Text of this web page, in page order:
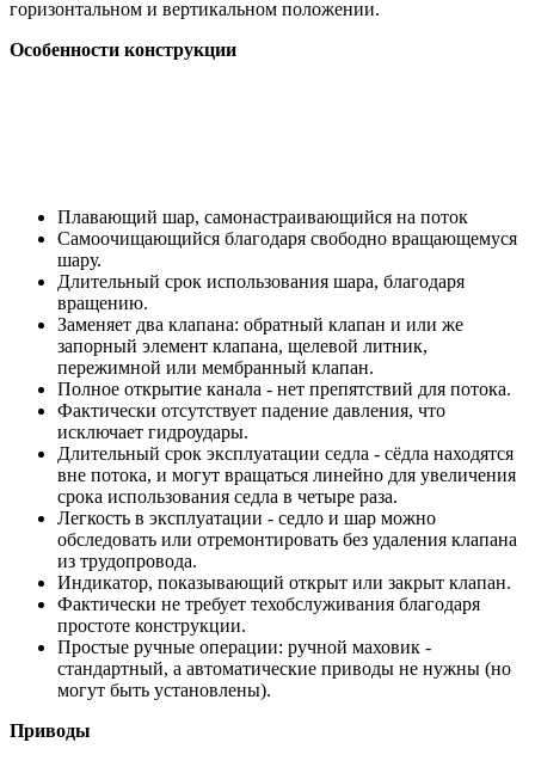
горизонтальном и вертикальном положении.
Особенности конструкции
Плавающий шар, самонастраивающийся на поток
Самоочищающийся благодаря свободно вращающемуся
шару.
Длительный срок использования шара, благодаря
вращению.
Заменяет два клапана: обратный клапан и или же
запорный элемент клапана, щелевой литник,
пережимной или мембранный клапан.
Полное открытие канала - нет препятствий для потока.
Фактически отсутствует падение давления, что
исключает гидроудары.
Длительный срок эксплуатации седла - сёдла находятся
вне потока, и могут вращаться линейно для увеличения
срока использования седла в четыре раза.
Легкость в эксплуатации - седло и шар можно
обследовать или отремонтировать без удаления клапана
из трудопровода.
Индикатор, показывающий открыт или закрыт клапан.
Фактически не требует техобслуживания благодаря
простоте конструкции.
Простые ручные операции: ручной маховик -
стандартный, а автоматические приводы не нужны (но
могут быть установлены).
Приводы